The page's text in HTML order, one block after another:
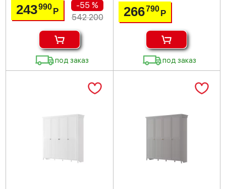
243990 Р
-55 %
542 200
под заказ
266790 Р
под заказ